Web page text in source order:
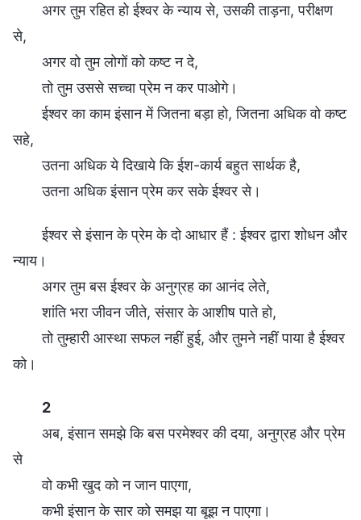
अगर तुम रहित हो ईश्वर के न्याय से, उसकी ताड़ना, परीक्षण
से,
अगर वो तुम लोगों को कष्ट न दे,
तो तुम उससे सच्चा प्रेम न कर पाओगे।
ईश्वर का काम इंसान में जितना बड़ा हो, जितना अधिक वो कष्ट
सहे,
उतना अधिक ये दिखाये कि ईश-कार्य बहुत सार्थक है,
उतना अधिक इंसान प्रेम कर सके ईश्वर से।
ईश्वर से इंसान के प्रेम के दो आधार हैं : ईश्वर द्वारा शोधन और
न्याय।
अगर तुम बस ईश्वर के अनुग्रह का आनंद लेते,
शांति भरा जीवन जीते, संसार के आशीष पाते हो,
तो तुम्हारी आस्था सफल नहीं हुई, और तुमने नहीं पाया है ईश्वर
को।
2
अब, इंसान समझे कि बस परमेश्वर की दया, अनुग्रह और प्रेम
से
वो कभी खुद को न जान पाएगा,
कभी इंसान के सार को समझ या बूझ न पाएगा।